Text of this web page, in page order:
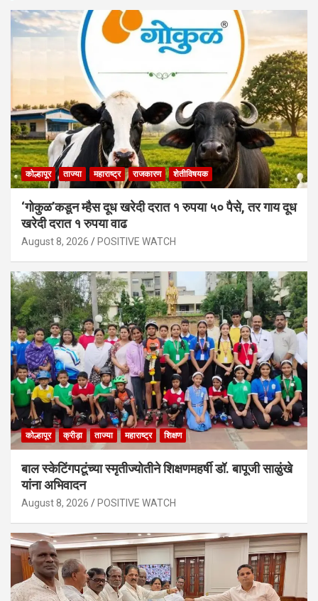
कोल्हापूर ताज्या महाराष्ट्र राजकारण शेतीविषयक
‘गोकुळ’कडून म्हैस दूध खरेदी दरात १ रुपया ५० पैसे, तर गाय दूध
खरेदी दरात १ रुपया वाढ
August 8, 2026 POSITIVE WATCH
कोल्हापूर क्रीड़ा ताज्या महाराष्ट्र शिक्षण
बाल स्केटिंगपटूंच्या स्मृतीज्योतीने शिक्षणमहर्षी डॉ. बापूजी साळुंखे
यांना अभिवादन
August 8, 2026 POSITIVE WATCH